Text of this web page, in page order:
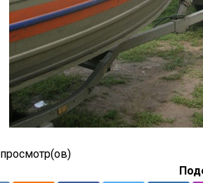
просмотр(ов)